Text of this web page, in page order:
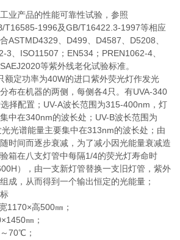
业产品的性能可靠性试验，参照
T16585-1996及GB/T16422.3-1997等相应
ASTMD4329、D499、D4587、D5208、
3、ISO11507；EN534；PREN1062-4、
等紫外线老化试验标准。
额定功率为40W的进口紫外荧光灯作发光
布在机器的两侧，每侧各4只。有UVA-340
择配置；UV-A波长范围为315-400nm，灯
中在340nm的波长处；UV-B波长范围为
光谱能量主要集中在313nm的波长处；由
时间而逐步衰减，为了减小因光能量衰减造
箱在八支灯管中每隔1/4的荧光灯寿命时
），由一支新灯管替换一支旧灯管，紫外
成，从而得到一个输出恒定的光能量；
1170×高500㎜；
㎜；
70℃；